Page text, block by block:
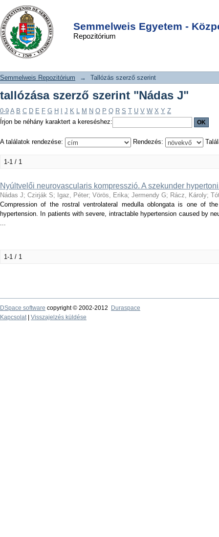
Semmelweis Egyetem -
Repozitórium
tallózása szerző szerint "Nádas J"
DSpace/Manakin Repository
Semmelweis Repozitórium → Tallózás szerző szerint
tallózása szerző szerint "Nádas J"
0-9 A B C D E F G H J K L M N O P Q R S T U V W X Y Z
Írjon be néhány karaktert a kereséshez:
A találatok rendezése: Rendezés:
1-1 / 1
Nyúltvelői neurovascularis kompresszió. A szekunder
Nádas J; Czirják S; Igaz, Péter; Vörös, Erika; Jermendy G; Rácz, Károly;
Compression of the rostral ventrolateral medulla oblongata is one of
hypertension. In patients with severe, intractable hypertension caused by
...
1-1 / 1
DSpace software copyright © 2002-2012
Duraspace
Kapcsolat| Visszajelzés küldése